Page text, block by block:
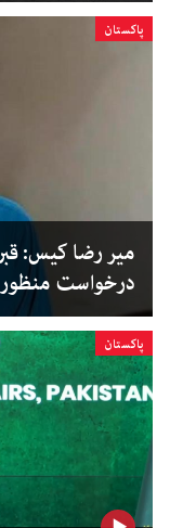
پاکستان
میر رضا کیس:
درخواست منظور
پاکستان